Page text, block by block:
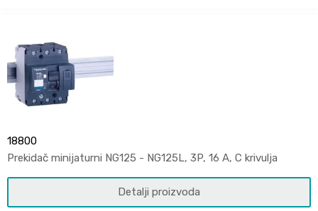
18800
Prekidač minijaturni NG125 - NG125L, 3P, 16 A, C krivulja
Detalji proizvoda